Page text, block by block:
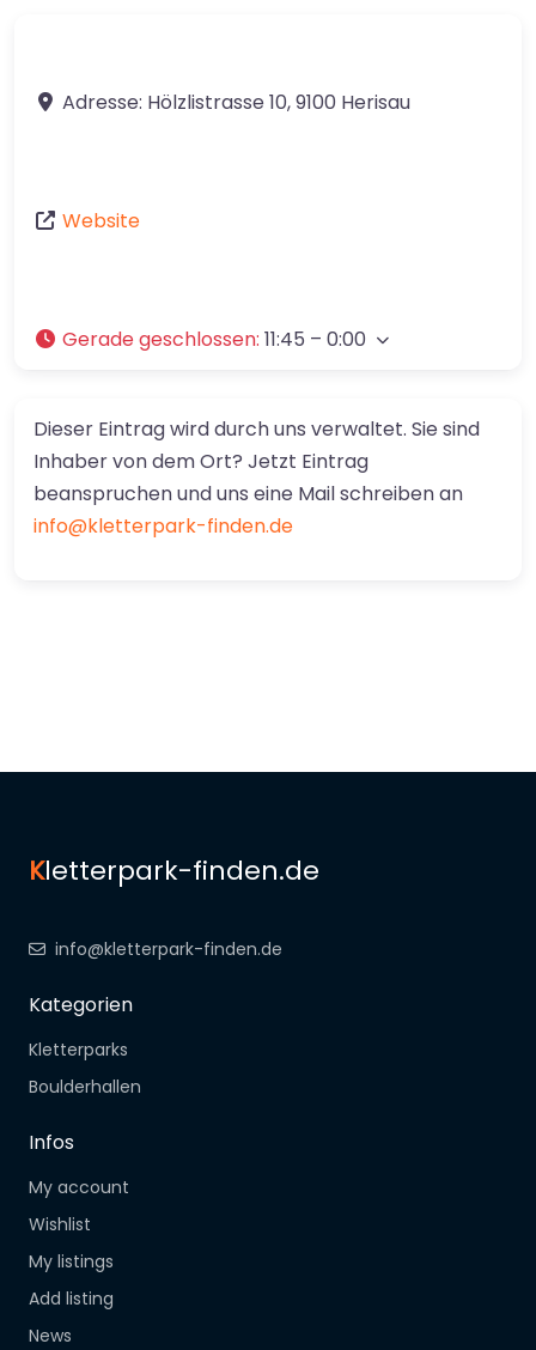
Adresse: Hölzlistrasse 10,9100 Herisau
Website
Gerade geschlossen: 11:45 – 0:00
Dieser Eintrag wird durch uns verwaltet. Sie sind
Inhaber von dem Ort? Jetzt Eintrag
beanspruchen und uns eine Mail schreiben an
info@kletterpark-finden.de
Kletterpark-finden.de
info@kletterpark-finden.de
Kategorien
Kletterparks
Boulderhallen
Infos
My account
Wishlist
My listings
Add listing
News